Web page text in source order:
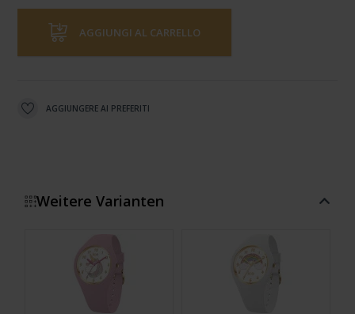
AGGIUNGI AL CARRELLO
AGGIUNGERE AI PREFERITI
Weitere Varianten